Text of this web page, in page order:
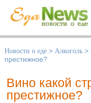
Новости о еде > Алкоголь >
престижное?
Вино какой
престижное?